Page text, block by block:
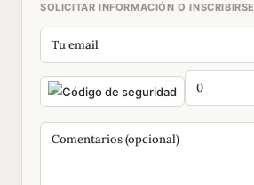
SOLICITAR INFORMACIÓN O INSCRIBIRSE